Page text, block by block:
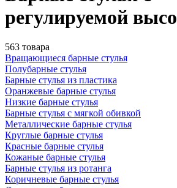
регулируемой
563 товара
Вращающиеся барные стулья
Полубарные стулья
Барные стулья из пластика
Оранжевые барные стулья
Низкие барные стулья
Барные стулья с мягкой обивкой
Металлические барные стулья
Круглые барные стулья
Красные барные стулья
Кожаные барные стулья
Барные стулья из ротанга
Коричневые барные стулья